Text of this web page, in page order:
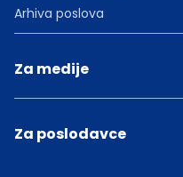
Arhiva poslova
Za medije
Za poslodavce